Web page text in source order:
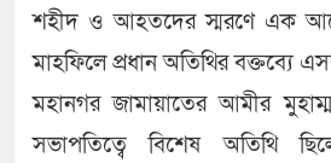
শহীদ ও আহতদের স্মরণে এক
মাহফিলে প্রধান অতিথির বক্তব্যে
মহানগর জামায়াতের আমীর
সভাপতিত্বে বিশেষ অতিথি